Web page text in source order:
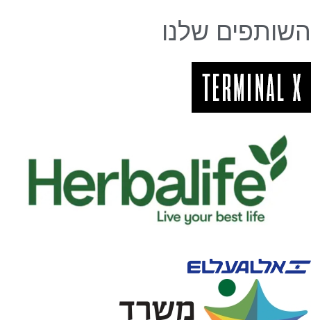
השותפים שלנו